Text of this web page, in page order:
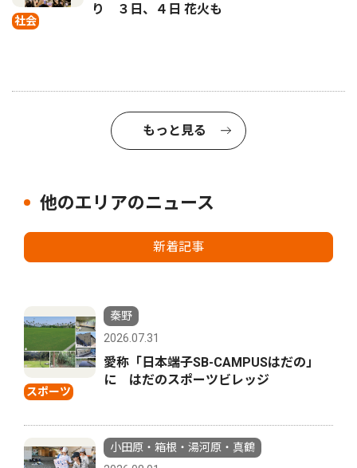
社会
り ３日、４日 花火も
もっと見る
他のエリアのニュース
新着記事
スポーツ
秦野
2026.07.31
愛称「日本端子SB-CAMPUSはだの」
に はだのスポーツビレッジ
小田原・箱根・湯河原・真鶴